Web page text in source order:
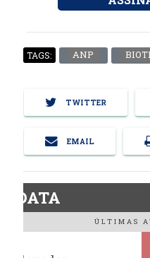
TAGS: ANP
TWITTER
EMAIL
ÚLTIMAS